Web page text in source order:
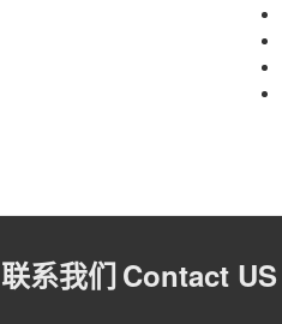
联系我们 Contact US